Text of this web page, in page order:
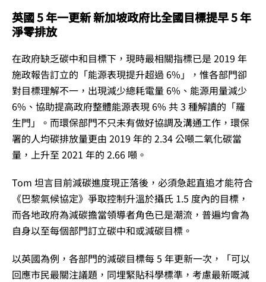
英國 5 年一更新 新加坡政府比全國目標提早 5 年
淨零排放
在政府缺乏碳中和目標下，現時最相關指標已是 2019 年
施政報告訂立的「能源表現提升超過 6%」，惟各部門卻
對目標理解不一，出現減少總耗電量 6%、能源用量減少
6%、協助提高政府整體能源表現 6% 共 3 種解讀的「羅
生門」。而環保部門不只未有做好協調及溝通工作，環保
署的人均碳排放量更由 2019 年的 2.34 公噸二氧化碳當
量，上升至 2021 年的 2.66 噸。
Tom 坦言目前減碳進度現正落後，必須急起直追才能符合
《巴黎氣候協定》爭取控制升溫於攝氏 1.5 度內的目標，
而各地政府為減碳擔當領導者角色已是潮流，普遍均會為
自身以至每個部門訂立碳中和或減碳目標。
以英國為例，各部門的減碳目標每 5 年更新一次，「可以
回應市民最關注議題，同埋緊貼科學標準，考慮最新嘅減